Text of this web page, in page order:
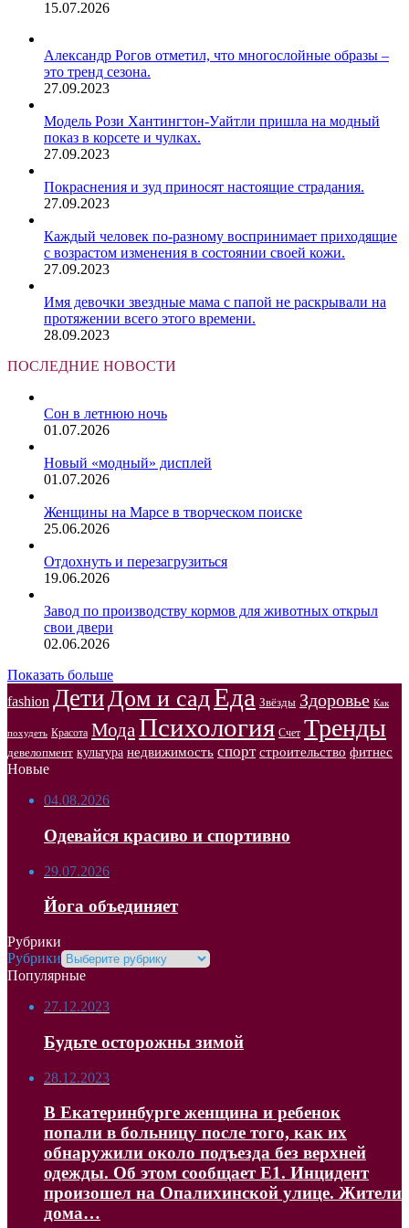
15.07.2026
Александр Рогов отметил, что многослойные образы –
это тренд сезона.
27.09.2023
Модель Рози Хантингтон-Уайтли пришла на модный
показ в корсете и чулках.
27.09.2023
Покраснения и зуд приносят настоящие страдания.
27.09.2023
Каждый человек по-разному воспринимает приходящие
с возрастом изменения в состоянии своей кожи.
27.09.2023
Имя девочки звездные мама с папой не раскрывали на
протяжении всего этого времени.
28.09.2023
ПОСЛЕДНИЕ НОВОСТИ
Сон в летнюю ночь
01.07.2026
Новый «модный» дисплей
01.07.2026
Женщины на Марсе в творческом поиске
25.06.2026
Отдохнуть и перезагрузиться
19.06.2026
Завод по производству кормов для животных открыл
свои двери
02.06.2026
Показать больше
fashion ДетиДом и садЕда Звёзды Здоровье Как
похудеть Красота Мода Психология Счет Тренды
девелопмент культура недвижимость спорт строительство фитнес
Новые
04.08.2026
Одевайся красиво и спортивно
29.07.2026
Йога объединяет
Рубрики
Рубрики
Популярные
27.12.2023
Будьте осторожны зимой
28.12.2023
В Екатеринбурге женщина и ребенок
попали в больницу после того, как их
обнаружили около подъезда без верхней
одежды. Об этом сообщает Е1. Инцидент
произошел на Опалихинской улице. Жители
дома…